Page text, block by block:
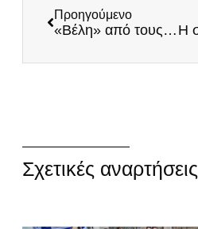
Προηγούμενο
«Βέλη» από τους εργαζόμενους στο Αττικόν για την εγκατάλειψη του Συστήματος Υγείας από την κυβέρνηση – Το φωνάζουμε δύο χρόνια
Σχετικές αναρτήσεις